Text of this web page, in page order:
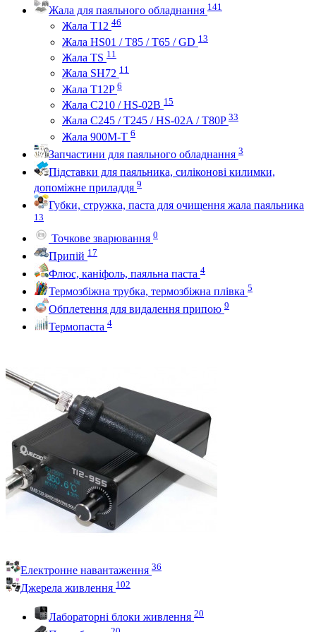
Жала для паяльного обладнання 141
Жала Т12 46
Жала HS01 / T85 / T65 / GD 13
Жала TS 11
Жала SH72 11
Жала T12P 6
Жала C210 / HS-02B 15
Жала C245 / T245 / HS-02A / T80P 33
Жала 900M-T 6
Запчастини для паяльного обладнання 3
Підставки для паяльника, силіконові килимки,
допоміжне приладдя 9
Губки, стружка, паста для очищення жала паяльника
13
Точкове зварювання 0
Припій 17
Флюс, каніфоль, паяльна паста 4
Термозбіжна трубка, термозбіжна плівка 5
Обплетення для видалення припою 9
Термопаста 4
Електронне навантаження 36
Джерела живлення 102
Лабораторні блоки живлення 20